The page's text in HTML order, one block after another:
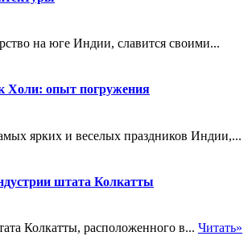
на юге Индии, славится своими...
Холи: опыт погружения
ярких и веселых праздников Индии,...
штата Колкатты
Колкатты, расположенного в... Читать»